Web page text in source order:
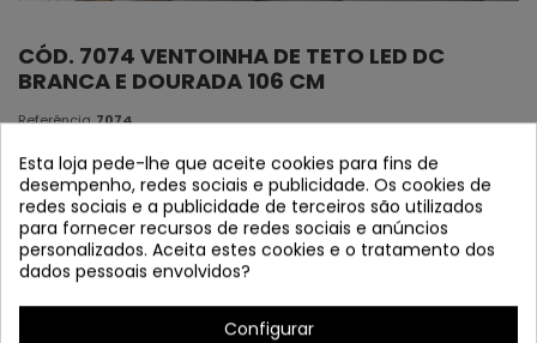
CÓD. 7074 VENTOINHA DE TETO LED DC
BRANCA E DOURADA 106 CM
Referência 7074
Verifique a disponibilidade
*VENDA PROMOCIONAL PARA QUE OS NOSSOS CLIENTES
POSSAM VENDER PELA WEB OU NA LOJA*
Esta loja pede-lhe que aceite cookies para fins de
desempenho, redes sociais e publicidade. Os cookies de
redes sociais e a publicidade de terceiros são utilizados
para fornecer recursos de redes sociais e anúncios
personalizados. Aceita estes cookies e o tratamento dos
dados pessoais envolvidos?
Configurar